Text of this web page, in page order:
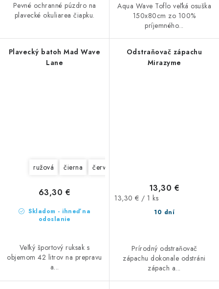
Pevné ochranné púzdro na
plavecké okuliarea čiapku.
Aqua Wave Toflo veľká osuška
150x80cm zo 100%
príjemného...
Plavecký batoh Mad Wave
Lane
ružová čierna červená
Skladom - ihneď na
odoslanie
63,30 €
Veľký športový ruksak s
objemom 42 litrov na prepravu
a...
Odstraňovač zápachu
Mirazyme
10 dní
13,30 €
Jednotková
13,30 € / 1 ks
Prírodný odstraňovač
zápachu dokonale odstráni
zápach a...